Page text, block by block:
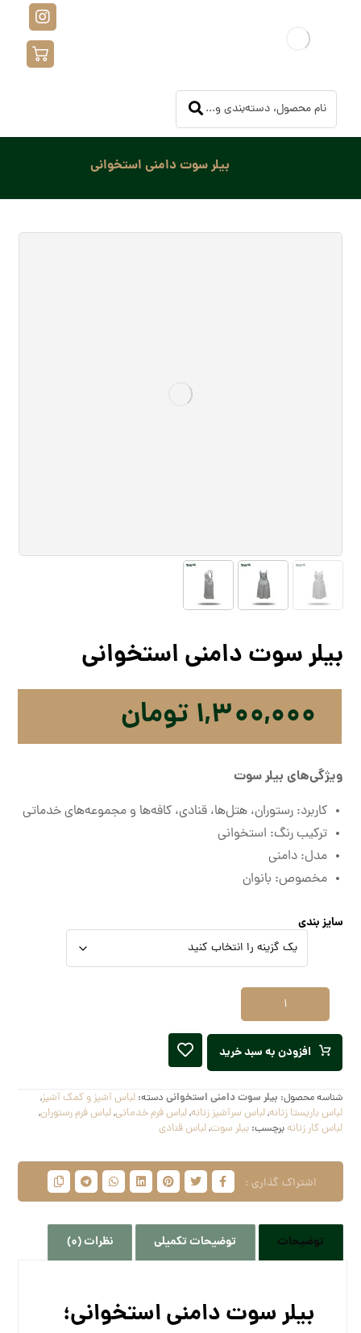
بیلر سوت دامنی استخوانی
بیلر سوت دامنی استخوانی
۱,۳۰۰,۰۰۰ تومان
ویژگی‌های بیلر سوت
کاربرد: رستوران، هتل‌ها، قنادی، کافه‌ها و مجموعه‌های خدماتی
ترکیب رنگ: استخوانی
مدل: دامنی
مخصوص: بانوان
سایز بندی
افزودن به سبد خرید
شناسه محصول: بیلر سوت دامنی استخوانی دسته:لباس آشپز و کمک آشپز,
لباس باریستا زنانه,لباس سرآشپز زنانه,لباس فرم خدماتی,لباس فرم رستوران,
لباس کار زنانهبرچسب:بیلر سوت,لباس قنادی
توضیحات توضیحات تکمیلی نظرات (0)
بیلر سوت دامنی استخوانی؛